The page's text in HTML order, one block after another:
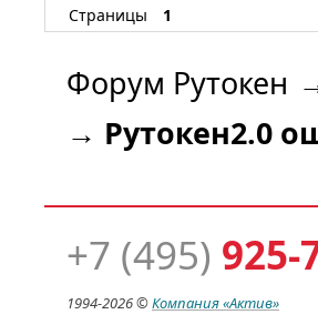
Страницы 1
Форум Рутокен
→ Рутокен2.0
+7 (495) 925-
1994-2026 ©Компания«Актив»